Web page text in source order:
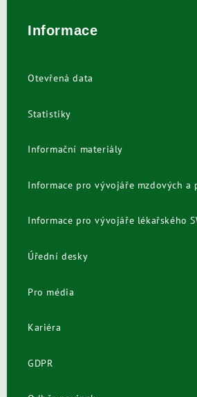
Informace
Otevřená data
Statistiky
Informační materiály
Informace pro vývojáře mzdových a
Informace pro vývojáře lékařského
Úřední desky
Pro média
Kariéra
GDPR